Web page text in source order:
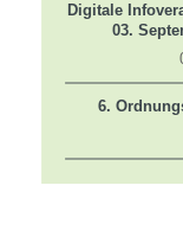
Digitale
03.
6.